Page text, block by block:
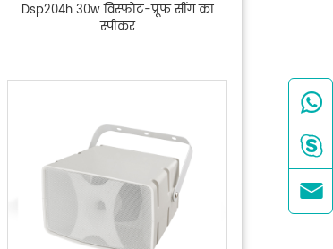
Dsp204h 30w विस्फोट-प्रूफ सींग का
स्पीकर


